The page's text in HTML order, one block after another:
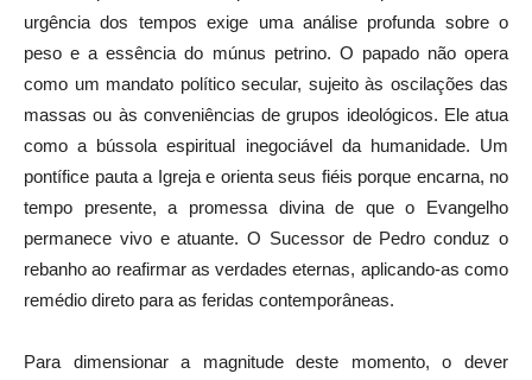
urgência dos tempos exige uma análise profunda sobre o
peso e a essência do múnus petrino. O papado não opera
como um mandato político secular, sujeito às oscilações das
massas ou às conveniências de grupos ideológicos. Ele atua
como a bússola espiritual inegociável da humanidade. Um
pontífice pauta a Igreja e orienta seus fiéis porque encarna, no
tempo presente, a promessa divina de que o Evangelho
permanece vivo e atuante. O Sucessor de Pedro conduz o
rebanho ao reafirmar as verdades eternas, aplicando-as como
remédio direto para as feridas contemporâneas.
Para dimensionar a magnitude deste momento, o dever